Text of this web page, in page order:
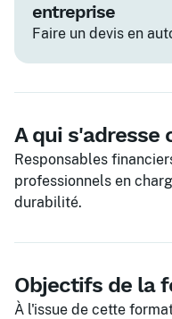
entreprise
Faire un devis en
A qui
Responsables
professionnels en
durabilité.
Objectifs de la
À l'issue de cette